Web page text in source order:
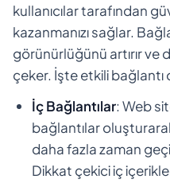
kullanıcılar tarafından
kazanmanızı sağlar.
görünürlüğünü artırır
çeker. İşte etkili
İç Bağlantılar: Web
bağlantılar
daha fazla zaman
Dikkat çekici iç